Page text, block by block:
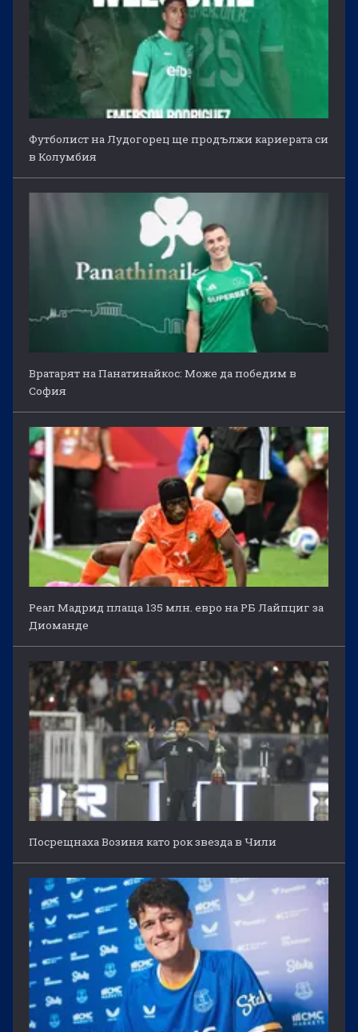
Футболист на Лудогорец ще продължи кариерата си
в Колумбия
Вратарят на Панатинайкос: Може да победим в
София
Реал Мадрид плаща 135 млн. евро на РБ Лайпциг за
Диоманде
Посрещнаха Возиня като рок звезда в Чили